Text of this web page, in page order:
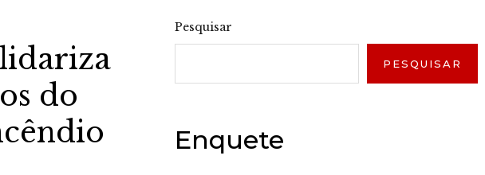
do
Pesquisar
PESQUISAR
Enquete